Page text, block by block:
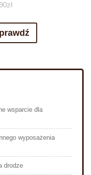
zł
wsparcie dla
wyposażenia
drodze